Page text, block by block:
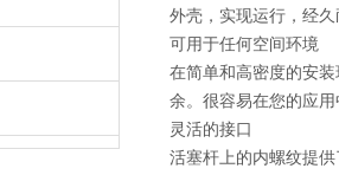
外壳，实现运行，经
可用于任何空间环境
在简单和高密度的安
余。很容易在您的应
灵活的接口
活塞杆上的内螺纹提